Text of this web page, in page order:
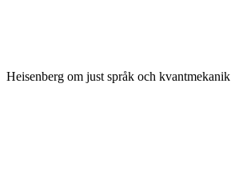
Heisenberg om just språk och kvantmekanik